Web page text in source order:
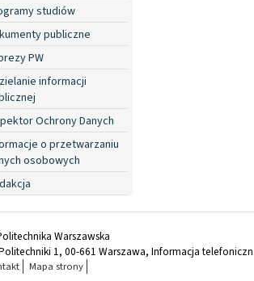
studiów
publiczne
PW
informacji
Ochrony Danych
o przetwarzaniu
osobowych
Warszawska
1, 00-661 Warszawa, Informacja
Mapa strony